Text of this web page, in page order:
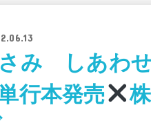
さみ しあわ
行本発売